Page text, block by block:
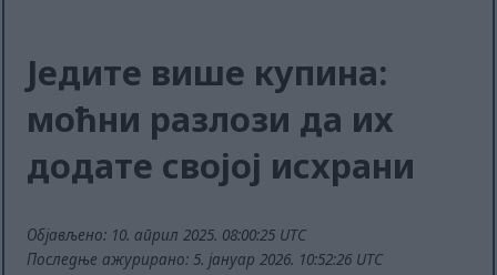
Једите више купина:
моћни разлози да их
додате својој исхрани
Објављено: 10. април 2025. 08:00:25 UTC
Последње ажурирано: 5. јануар 2026. 10:52:26 UTC